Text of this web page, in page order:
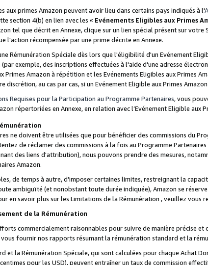
aux primes Amazon peuvent avoir lieu dans certains pays indiqués à l'
section 4(b) en lien avec les « Evénements Eligibles aux Primes
tel que décrit en Annexe, clique sur un lien spécial présent sur
l'action récompensée par une prime décrite en Annexe.
Rémunération Spéciale dès lors que l'éligibilité d'un Evénement
exemple, des inscriptions effectuées à l'aide d'une adresse
Primes Amazon à répétition et les Evénements Eligibles aux Primes
discrétion, au cas par cas, si un Evénement Eligible aux Primes
Requises pour la Participation au Programme Partenaires, vous
répertoriées en Annexe, en relation avec l’Evénement Eligible aux
ne doivent être utilisées que pour bénéficier des commissions du
de réclamer des commissions à la fois au Programme
des liens d'attribution), nous pouvons prendre des mesures,
Amazon.
de temps à autre, d'imposer certaines limites, restreignant la
ambiguïté (et nonobstant toute durée indiquée), Amazon se
en savoir plus sur les Limitations de la Rémunération , veuillez vous
de la Rémunération
commercialement raisonnables pour suivre de manière précise
fournir nos rapports résumant la rémunération standard et la
et la Rémunération Spéciale, qui sont calculées pour chaque Achat
pour les USD), peuvent entraîner un taux de commission